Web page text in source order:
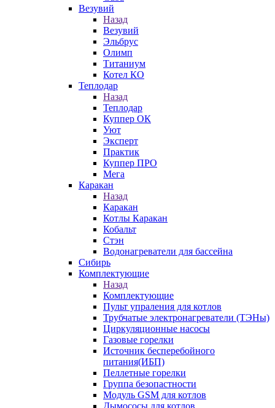
Везувий
Назад
Везувий
Эльбрус
Олимп
Титаниум
Котел КО
Теплодар
Назад
Теплодар
Куппер ОК
Уют
Эксперт
Практик
Куппер ПРО
Мега
Каракан
Назад
Каракан
Котлы Каракан
Кобальт
Стэн
Водонагреватели для бассейна
Сибирь
Комплектующие
Назад
Комплектующие
Пульт упраления для котлов
Трубчатые электронагреватели (ТЭНы)
Циркуляционные насосы
Газовые горелки
Источник бесперебойного
питания(ИБП)
Пеллетные горелки
Группа безопастности
Модуль GSM для котлов
Дымососы для котлов